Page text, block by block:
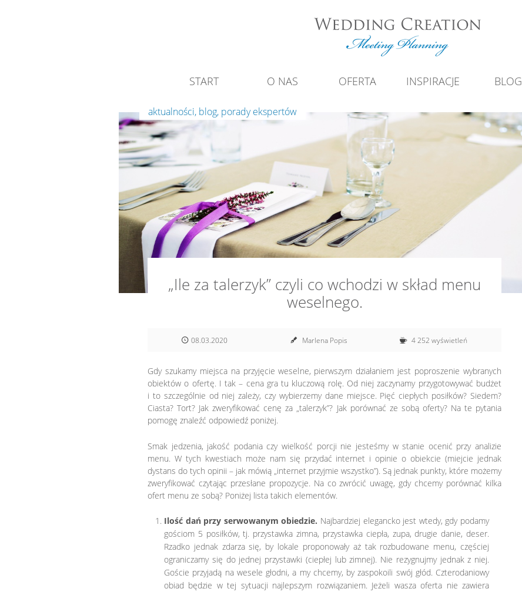
START O NAS OFERTA INSPIRACJE BLOG
aktualności, blog, porady ekspertów
„Ile za talerzyk” czyli co wchodzi w skład menu
weselnego.
08.03.2020 Marlena Popis 4 252 wyświetleń
Gdy szukamy miejsca na przyjęcie weselne, pierwszym działaniem jest poproszenie wybranych
obiektów o ofertę. I tak – cena gra tu kluczową rolę. Od niej zaczynamy przygotowywać budżet
i to szczególnie od niej zależy, czy wybierzemy dane miejsce. Pięć ciepłych posiłków? Siedem?
Ciasta? Tort? Jak zweryfikować cenę za „talerzyk”? Jak porównać ze sobą oferty? Na te pytania
pomogę znaleźć odpowiedź poniżej.
Smak jedzenia, jakość podania czy wielkość porcji nie jesteśmy w stanie ocenić przy analizie
menu. W tych kwestiach może nam się przydać internet i opinie o obiekcie (miejcie jednak
dystans do tych opinii – jak mówią „internet przyjmie wszystko”). Są jednak punkty, które możemy
zweryfikować czytając przesłane propozycje. Na co zwrócić uwagę, gdy chcemy porównać kilka
ofert menu ze sobą? Poniżej lista takich elementów.
Ilość dań przy serwowanym obiedzie. Najbardziej elegancko jest wtedy, gdy podamy
gościom 5 posiłków, tj. przystawka zimna, przystawka ciepła, zupa, drugie danie, deser.
Rzadko jednak zdarza się, by lokale proponowały aż tak rozbudowane menu, częściej
ograniczamy się do jednej przystawki (ciepłej lub zimnej). Nie rezygnujmy jednak z niej.
Goście przyjadą na wesele głodni, a my chcemy, by zaspokoili swój głód. Czterodaniowy
obiad będzie w tej sytuacji najlepszym rozwiązaniem. Jeżeli wasza oferta nie zawiera